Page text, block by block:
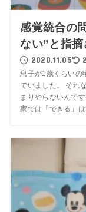
感覚統合の
ない”と指
2020.11.05
息子が1歳くらいの
でいました。 それ
まりやらないんで
家では「できる」